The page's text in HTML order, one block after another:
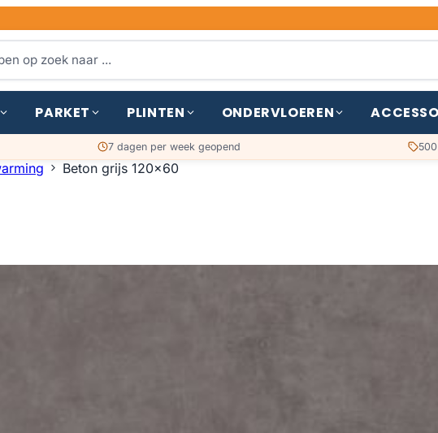
PARKET PLINTEN ONDERVLOEREN
7 dagen per week geopend
Beton grijs 120x60